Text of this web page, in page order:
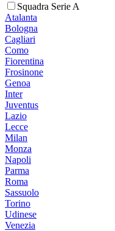
Squadra Serie A
Atalanta
Bologna
Cagliari
Como
Fiorentina
Frosinone
Genoa
Inter
Juventus
Lazio
Lecce
Milan
Monza
Napoli
Parma
Roma
Sassuolo
Torino
Udinese
Venezia